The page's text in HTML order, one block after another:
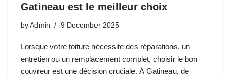
Gatineau est le meilleur choix
by Admin 9 December 2025
Lorsque votre toiture nécessite des réparations, un
entretien ou un remplacement complet, choisir le bon
couvreur est une décision cruciale. À Gatineau, de